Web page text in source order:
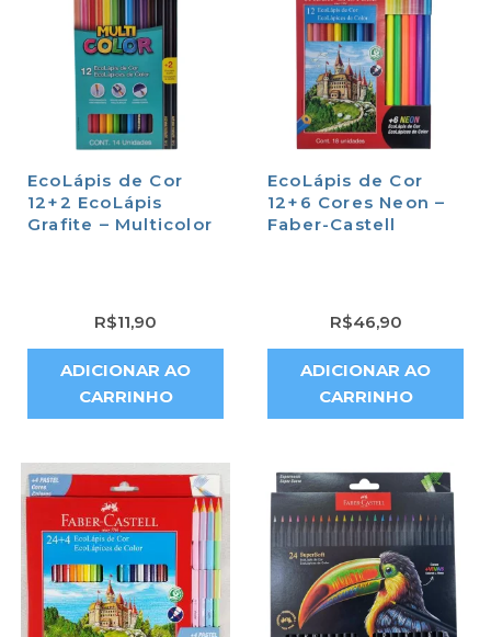
EcoLápis de Cor
12+2 EcoLápis
Grafite – Multicolor
R$11,90
ADICIONAR AO
CARRINHO
EcoLápis de Cor
12+6 Cores Neon –
Faber-Castell
R$46,90
ADICIONAR AO
CARRINHO